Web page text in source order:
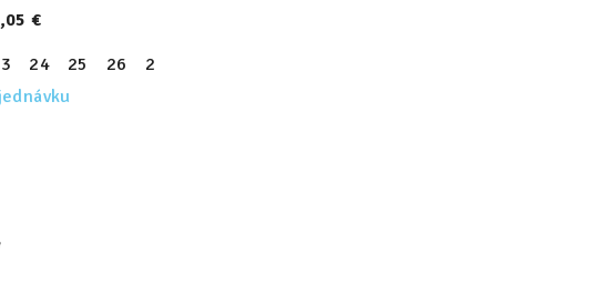
32 33
€
24 25 26 27